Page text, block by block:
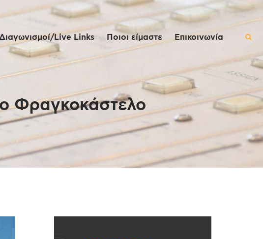
Live Links Ποιοι είμαστε Επικοινωνία
Φραγκοκάστελο